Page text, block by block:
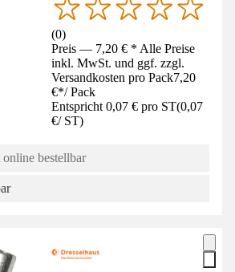
(0)
Preis — 7,20 € * Alle Preise
inkl. MwSt. und ggf. zzgl.
Versandkosten pro Pack7,20
€*/ Pack
Entspricht 0,07 € pro ST(0,07
€/ ST)
bestellbar